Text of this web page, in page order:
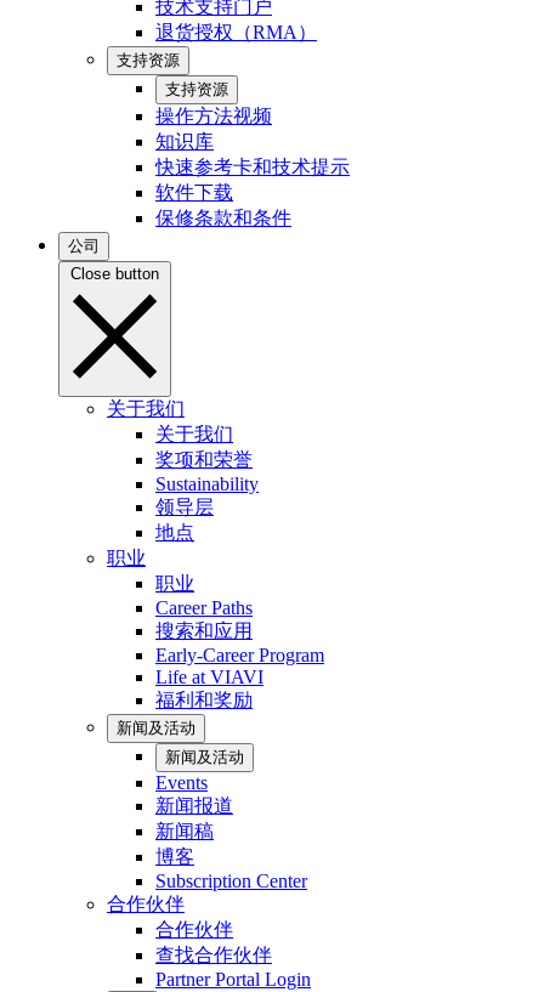
技术支持门户
退货授权（RMA）
支持资源
支持资源
操作方法视频
知识库
快速参考卡和技术提示
软件下载
保修条款和条件
公司
Close button
关于我们
关于我们
奖项和荣誉
Sustainability
领导层
地点
职业
职业
Career Paths
搜索和应用
Early-Career Program
Life at VIAVI
福利和奖励
新闻及活动
新闻及活动
Events
新闻报道
新闻稿
博客
Subscription Center
合作伙伴
合作伙伴
查找合作伙伴
Partner Portal Login